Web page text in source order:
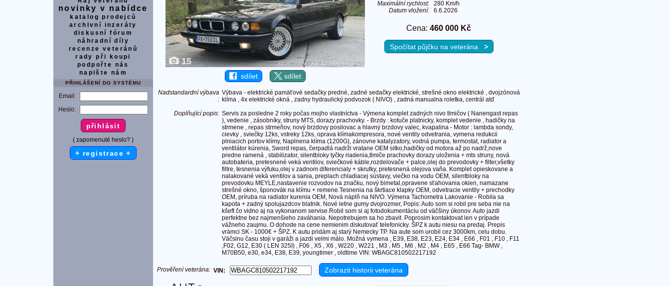
novinky v nabídce
katalog prodejců
archivní inzeráty
diskusní fórum
náhradní díly
recenze veteránů
rady při koupi
podpořte nás
napište nám
PŘIHLÁŠENÍ DO SYSTÉMU
Email:
Heslo:
( zapomenuté heslo? )
+ registrace +
15
sdílet sdílet
Maximální rychlost:
280 Km/h
Datum vložení:
6.6.2026
Cena: 460 000 Kč
Spočítat půjčku na veterána >
Nadstandardní výbava
:
Výbava - elektrické pamäťové sedačky predné, zadné sedačky elektrické, strešné okno elektrické , dvojzónová
klíma , 4x elektrické okná , zadny hydraulický podvozok ( NIVO) , zadná manualna roletka, centrál atď
Doplňující popis: Servis za posledne 2 roky počas mojho vlastníctva - Výmena komplet zadných nivo tlmičov ( Nanengast repas
), vedenie , zásobníky, struny MTS, dorazy prachovky. - Brzdy : kotuče platnicky, komplet vedenie , hadičky na
strmene , repas strmeňov, nový brzdovy posilovac a hlavný brzdovy valec, kvapalina - Motor : lambda sondy,
cievky , sviečky 12ks, vstreky 12ks, oprava klímakompresora, nové ventily odvetrania, vymena redukcii
plniacich portov klímy, Naplnena klíma (1200G), zánovne katalyzatory, vodná pumpa, termostat, radiator a
ventilátor kúrenia, Sword repas, čerpadlá nadrži vratane OEM sitko,hadičky od motora až po nadrž,nove
predne ramená , stabilizator, silentbloky tyčky riadenia,tlmiče prachovky dorazy uloženia + mts struny, nová
autobateria, pretesnené veká ventilov, sviečkové káble,rozdelovače + palce,olej do prevodovky + filter,všetky
filtre, tesnenia výfuku,olej v zadnom diferencialy + skrutky, pretesnená olejova vaňa. Komplet opieskovane a
nalakované veká ventilov a sania, preplach chladiacej sústavy, viečko na vodu OEM, silentbloky na
prevodovku MEYLE,nastavenie rozvodov na značku, nový bimetal,opravene sťahovania okien, namazane
strešné okno, šponovák na klímu + remene.Tesnenia na škrtiace klapky OEM, odvetracie ventily + prechodky
OEM, príruba na radiator kurenia OEM, Nová náplň na NIVO. Výmena Tachometra Lakovanie - Robila sa
kapota + zadný spolujazdcov blatnik. Nové letne gumy dvojrozmer, Popis: Auto som si robil pre seba nie na
kšeft čo vidno aj na vykonanom servise.Robil som si aj fotodokumentáciu od väčšiny úkonov. Auto jazdi
perfektne bez najmenšieho zaváhania. Nepotrebujem sa ho zbavit. Poprosim kontaktovat len v prípade
vážneho zaujmu. O dohode na cene nemienim diskutovať telefonicky. ŠPZ k autu niesu na predaj. Prepis
vrámci SK - 1000€ + ŠPZ. K autu pridám aj starý Nemecky TP. Na aute som urobil cez 3000km, celu dobu.
Väčsinu času stoji v garáži a jazdi velmi málo. Možná vymena , E39, E38, E23, E24, E34 , E66 , F01 , F10 , F11
,F02, G12, E30 ( LEN 325I) , F06 , X5 , X6 , W220 , W221 , M3 , M5 , M6 , M2 , M4 , E65 , E66 Tag- BMW ,
M70B50, e30, e34, E38, E39, youngtimer , oldtime VIN: WBAGC810502217192
Prověření veterána: VIN: